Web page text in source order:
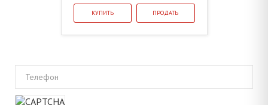
КУПИТЬ ПРОДАТЬ
Телефон